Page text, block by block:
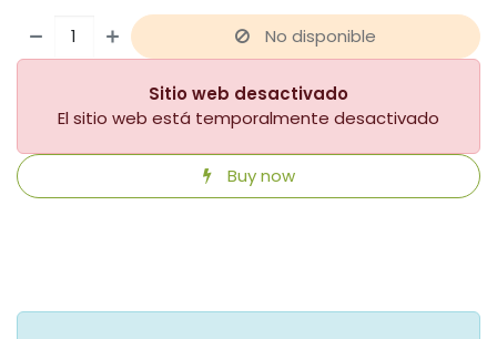
No disponible
Sitio web desactivado
El sitio web está temporalmente desactivado
Buy now